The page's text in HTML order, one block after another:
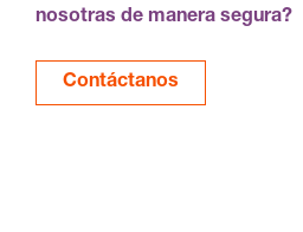
nosotras de manera segura?
Contáctanos